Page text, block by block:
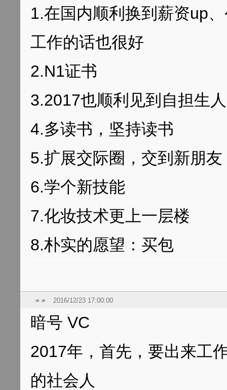
1.在国内顺利换到薪资up
工作的话也很好
2.N1证书
3.2017也顺利见到自担生人
4.多读书，坚持读书
5.扩展交际圈，交到新朋友
6.学个新技能
7.化妆技术更上一层楼
8.朴实的愿望：买包
= = 2016/12/23 17:00:00
暗号 VC
2017年，首先，要出来工
的社会人